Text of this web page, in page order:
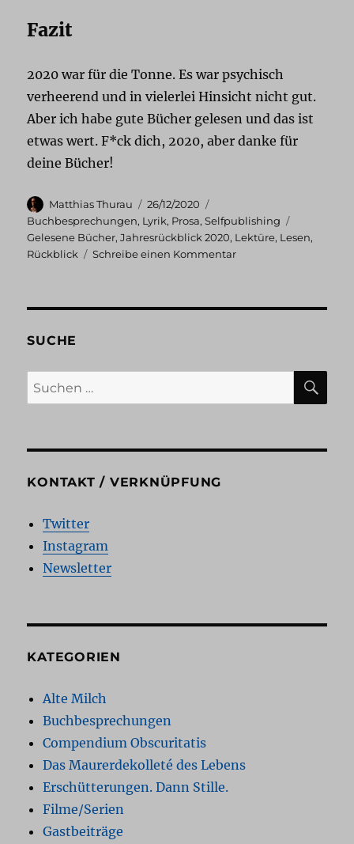
Fazit
2020 war für die Tonne. Es war psychisch
verheerend und in vielerlei Hinsicht nicht gut.
Aber ich habe gute Bücher gelesen und das ist
etwas wert. F*ck dich, 2020, aber danke für
deine Bücher!
Autor
Matthias Thurau
Veröffentlicht
am
26/12/2020
Buchbesprechungen, Lyrik, Prosa,Selfpublishing
Gelesene Bücher,Jahresrückblick 2020, Lektüre, Lesen,
Rückblick
Schreibe einen Kommentarzu
SUCHE
Suchen
nach:
KONTAKT / VERKNÜPFUNG
Twitter
Instagram
Newsletter
KATEGORIEN
Alte Milch
Buchbesprechungen
Compendium Obscuritatis
Das Maurerdekolleté des Lebens
Erschütterungen. Dann Stille.
Filme/Serien
Gastbeiträge